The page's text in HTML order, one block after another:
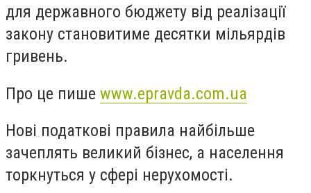
для державного бюджету від реалізації
закону становитиме десятки мільярдів
гривень.
Про це пише www.epravda.com.ua
Нові податкові правила найбільше
зачеплять великий бізнес, а населення
торкнуться у сфері нерухомості.